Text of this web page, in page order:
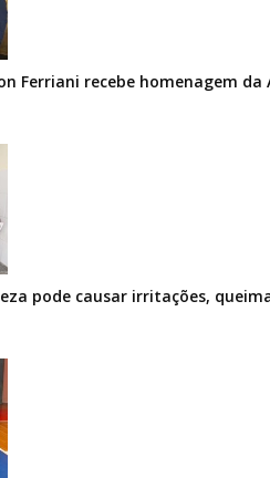
Ferriani recebe homenagem da
pode causar irritações,